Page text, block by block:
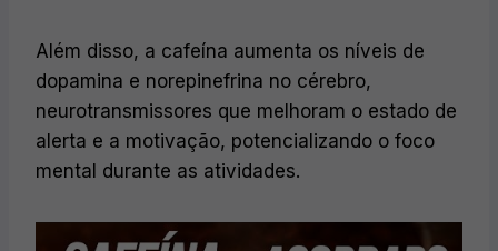
Além disso, a cafeína aumenta os níveis de
dopamina e norepinefrina no cérebro,
neurotransmissores que melhoram o estado de
alerta e a motivação, potencializando o foco
mental durante as atividades.